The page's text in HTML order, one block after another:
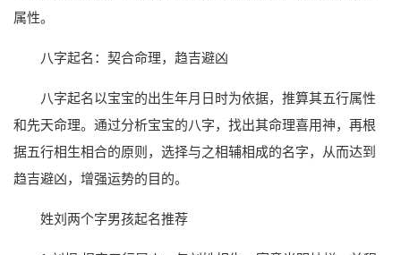
属性。
八字起名：契合命理，趋吉避凶
八字起名以宝宝的出生年月日时为依据，推算其五行属性
和先天命理。通过分析宝宝的八字，找出其命理喜用神，再根
据五行相生相合的原则，选择与之相辅相成的名字，从而达到
趋吉避凶，增强运势的目的。
姓刘两个字男孩起名推荐